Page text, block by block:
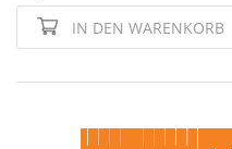
IN DEN WARENKORB